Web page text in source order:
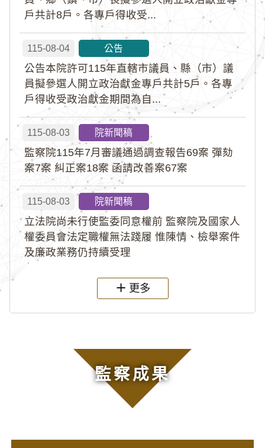
戶共計8戶。各專戶得收受...
115-08-04 公告
公告本院許可115年直轄市議員、縣（市）議
員擬參選人開立政治獻金專戶共計5戶。各專
戶得收受政治獻金期間為自...
115-08-03 院新聞稿
監察院115年7月審議通過調查報告69案 彈劾
案7案 糾正案18案 函請改善案67案
115-08-03 院新聞稿
立法院尚未行使監委同意權前 監察院及國家人
權委員會法定職權無法踐履 惟陳情、檢舉案件
及廉政業務仍持續受理
更多
監察成果